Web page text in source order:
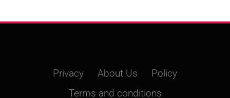
Privacy About Us
Policy
Terms and conditions